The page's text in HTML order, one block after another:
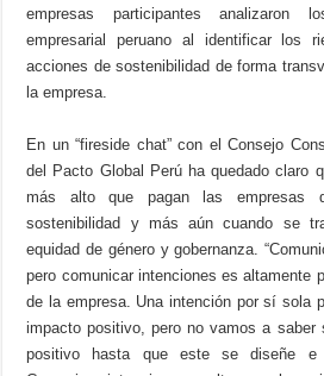
empresas participantes analizaron
empresarial peruano al identificar los
acciones de sostenibilidad de forma
la empresa.
En un “fireside chat” con el Consejo
del Pacto Global Perú ha quedado claro
más alto que pagan las empresas
sostenibilidad y más aún cuando se
equidad de género y gobernanza.
pero comunicar intenciones es altamente
de la empresa. Una intención por sí sola
impacto positivo, pero no vamos a saber
positivo hasta que este se diseñe e